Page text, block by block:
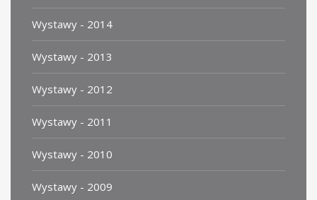
Wystawy - 2014
Wystawy - 2013
Wystawy - 2012
Wystawy - 2011
Wystawy - 2010
Wystawy - 2009